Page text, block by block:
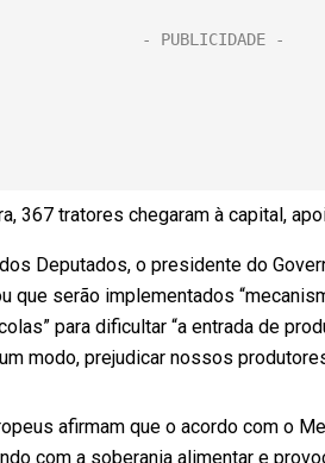
367 tratores chegaram à capital,
Deputados, o presidente do
que serão implementados
para dificultar “a entrada de
modo, prejudicar nossos
afirmam que o acordo com o
com a soberania alimentar e